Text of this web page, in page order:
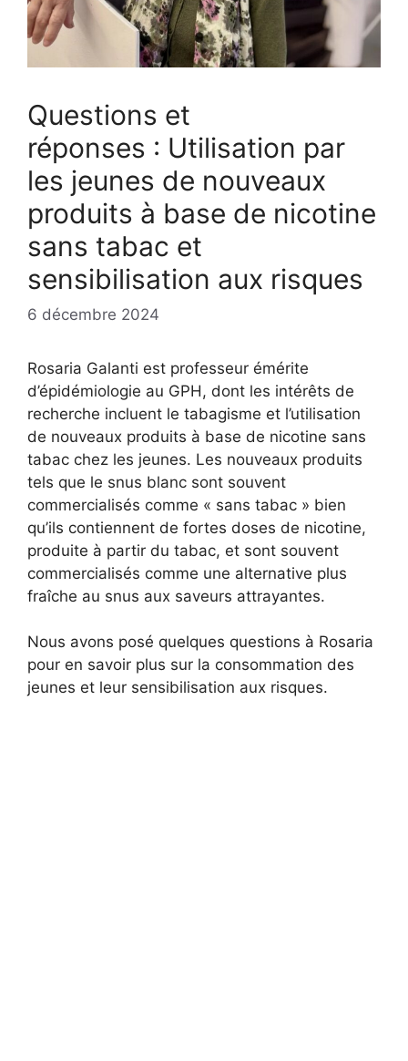
Questions et
réponses : Utilisation par
les jeunes de nouveaux
produits à base de nicotine
sans tabac et
sensibilisation aux risques
6 décembre 2024
Rosaria Galanti est professeur émérite
d’épidémiologie au GPH, dont les intérêts de
recherche incluent le tabagisme et l’utilisation
de nouveaux produits à base de nicotine sans
tabac chez les jeunes. Les nouveaux produits
tels que le snus blanc sont souvent
commercialisés comme « sans tabac » bien
qu’ils contiennent de fortes doses de nicotine,
produite à partir du tabac, et sont souvent
commercialisés comme une alternative plus
fraîche au snus aux saveurs attrayantes.
Nous avons posé quelques questions à Rosaria
pour en savoir plus sur la consommation des
jeunes et leur sensibilisation aux risques.